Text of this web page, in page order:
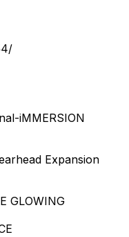
iMMERSION
Expansion
GLOWING